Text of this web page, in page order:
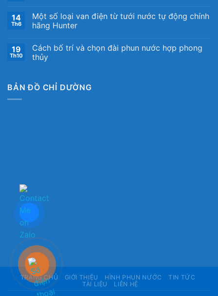
14
Th6
Một số loại van điện từ tưới nước tự động chính
hãng Hunter
19
Th10
Cách bố trí và chọn đài phun nước hợp phong
thủy
BẢN ĐỒ CHỈ DƯỜNG
TRANG CHỦ GIỚI THIỆU HÌNH PHUN NƯỚC
TIN TỨC
TÀI LIỆU
LIÊN HỆ